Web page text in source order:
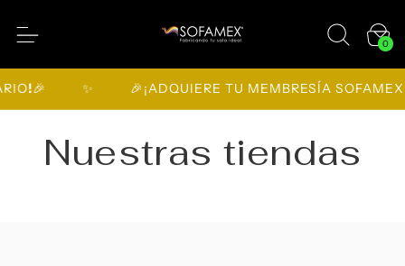
contenido
r
ri 0
0
!🎉 🎉¡ADQUIERE TU MEMBRESÍA SOFAMEX!🎉
Nuestras tiendas